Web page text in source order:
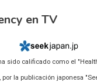
en TV
sido calificado como el
por la publicación japonesa